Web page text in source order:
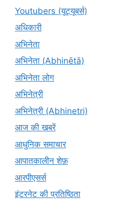
Youtubers (यूट्यूबर्स)
अधिकारी
अभिनेता
अभिनेता (Abhinētā)
अभिनेता लोग
अभिनेत्री
अभिनेत्री (Abhinetri)
आज की खबरें
आधुनिक समाचार
आपातकालीन शेफ़
आरपीएसर्स
इंटरनेट की प्रतिष्ठिता